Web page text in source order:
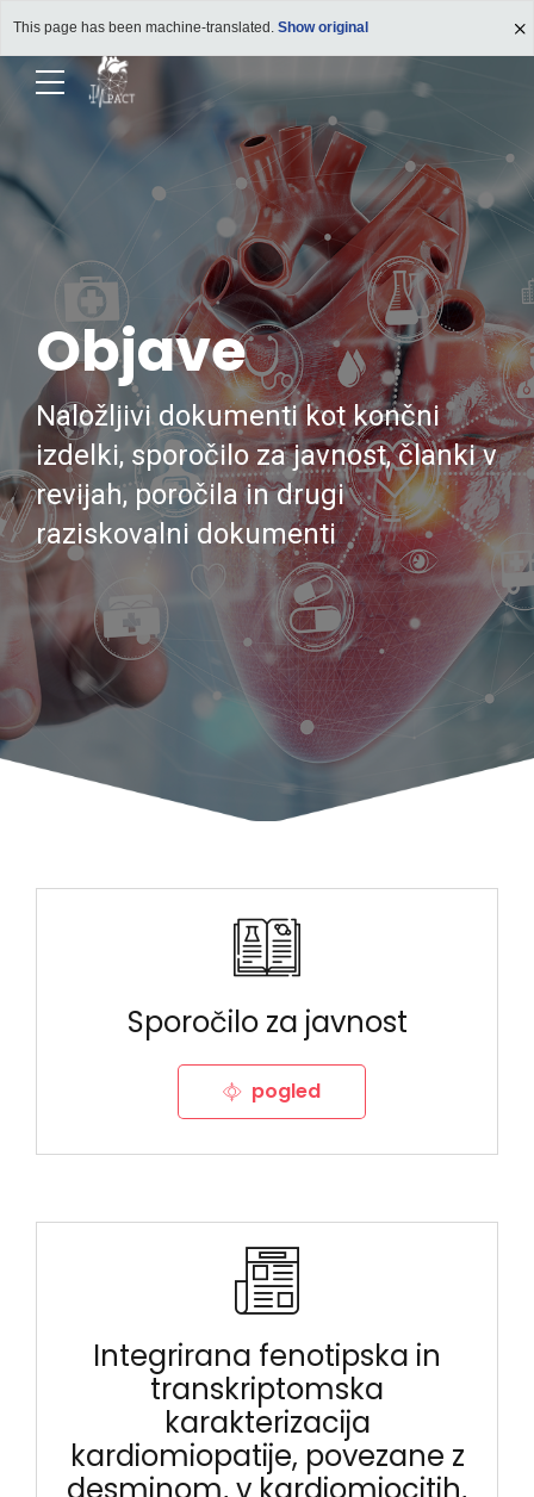
This page has been machine-translated. Show original
Objave
Naložljivi dokumenti kot končni
izdelki, sporočilo za javnost, članki v
revijah, poročila in drugi
raziskovalni dokumenti
Sporočilo za javnost
pogled
Integrirana fenotipska in
transkriptomska
karakterizacija
kardiomiopatije, povezane z